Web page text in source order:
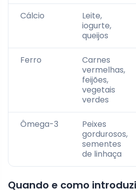
Cálcio
Leite,
iogurte,
queijos
Ferro
Carnes
vermelhas,
feijões,
vegetais
verdes
Ômega-3
Peixes
gordurosos,
sementes
de linhaça
Quando e como